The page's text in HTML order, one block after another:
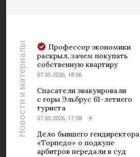
Новости и материалы
Профессор экономики
раскрыл, зачем покупать
собственную квартиру
07.05.2026, 18:06
Спасатели эвакуировали
с горы Эльбрус 61-летнего
туриста
07.05.2026, 17:58
Дело бывшего гендиректора
«Торпедо» о подкупе
арбитров передали в суд